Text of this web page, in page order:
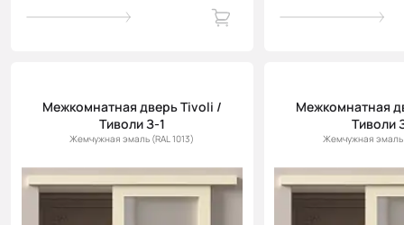
Межкомнатная дверь Tivoli /
Тиволи З-1
Жемчужная эмаль (RAL 1013)
Межкомнатная
Тиволи
Жемчужная эмаль